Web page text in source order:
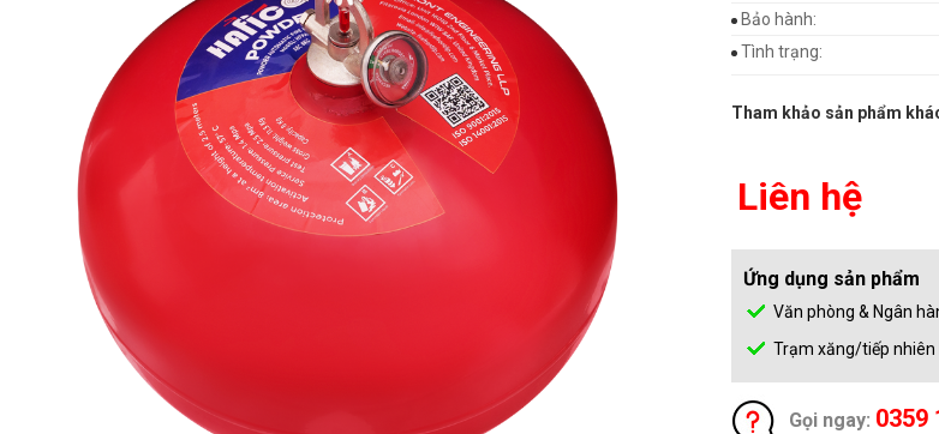
Bảo hành:
Tình trạng:
Tham khảo sản phẩm
Liên hệ
Ứng dụng sản phẩm
Văn phòng & Ngân
Trạm xăng/tiếp nhiên
Gọi ngay: 0359